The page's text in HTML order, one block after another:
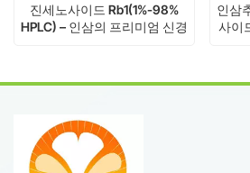
진세노사이드 Rb1(1%-98%
HPLC) – 인삼의 프리미엄 신경
인삼
사이